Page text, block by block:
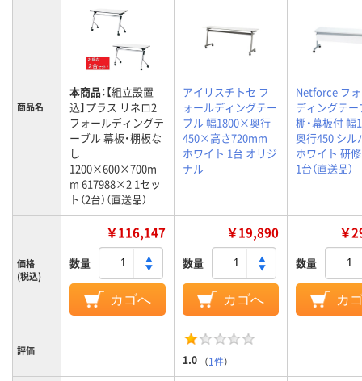
商品名
本商品：【組立設置
込】プラス リネロ2
フォールディングテ
ーブル 幕板・棚板な
し
1200×600×700m
m 617988×2 1セッ
ト（2台）（直送品）
アイリスチトセ フ
ォールディングテー
ブル 幅1800×奥行
450×高さ720mm
ホワイト 1台 オリジ
ナル
Netforce フ
ディングテー
棚・幕板付
奥行450 シ
ホワイト 研
1台（直送品）
価格
(税込)
￥116,147
数量
カゴへ
￥19,890
数量
カゴへ
￥
数量
カ
評価
1.0 （1件）